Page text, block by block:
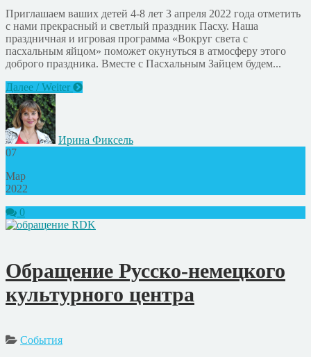
Приглашаем ваших детей 4-8 лет 3 апреля 2022 года отметить
с нами прекрасный и светлый праздник Пасху. Наша
праздничная и игровая программа «Вокруг света с
пасхальным яйцом» поможет окунуться в атмосферу этого
доброго праздника. Вместе с Пасхальным Зайцем будем...
Далее / Weiter
Ирина Фиксель
07
Мар
2022
0
Обращение Русско-немецкого
культурного центра
События